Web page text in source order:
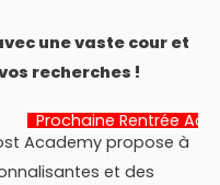
une vaste cour et
recherches !
Rentrée Académique:
22
Academy propose à
et des